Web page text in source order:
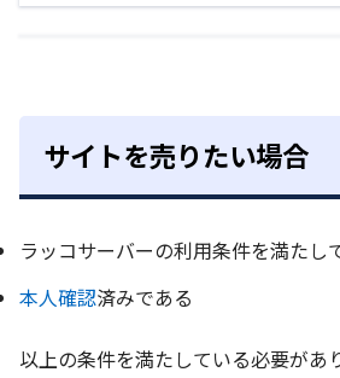
サイトを売りたい場合
ラッコサーバーの利用条件を満たし
本人確認済みである
以上の条件を満たしている必要があ